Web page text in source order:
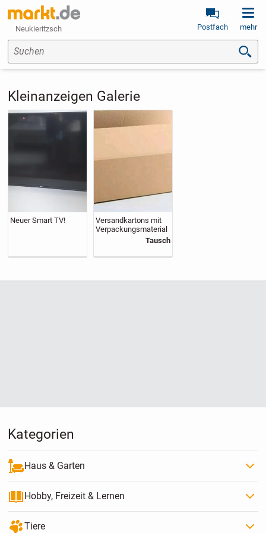
Neukieritzsch Postfach mehr
Suchen
Kleinanzeigen Galerie
Neuer Smart TV!
Versandkartons mit
Verpackungsmaterial
Tausch
Kategorien
Haus & Garten
Hobby, Freizeit & Lernen
Tiere